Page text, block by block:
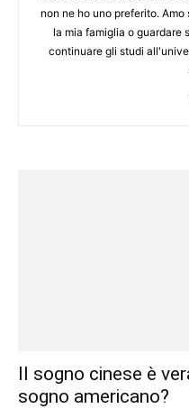
non ne ho uno preferito.
la mia famiglia o guardare
continuare gli studi
Il sogno cinese è
sogno americano?